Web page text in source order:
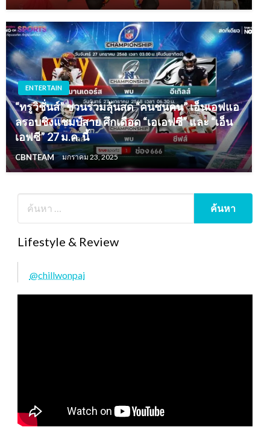
ENTERTAIN
“ทรูวิชั่นส์” ชวนร่วมลุ้นสด “คนชนคน” เอ็นเอฟแอ
ลรอบชิงแชมป์สาย ศึกเดือด “เอเอฟซี” และ “เอ็น
เอฟซี” 27 ม.ค. นี้
CBNTEAM มกราคม 23, 2025
Lifestyle & Review
@chillwonpai